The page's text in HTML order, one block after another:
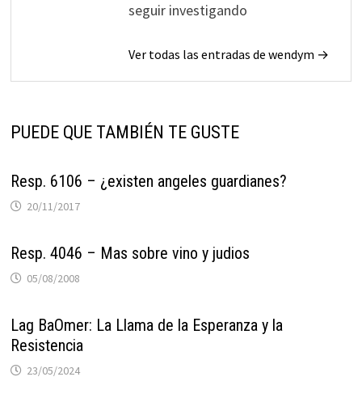
seguir investigando
Ver todas las entradas de wendym →
PUEDE QUE TAMBIÉN TE GUSTE
Resp. 6106 – ¿existen angeles guardianes?
20/11/2017
Resp. 4046 – Mas sobre vino y judios
05/08/2008
Lag BaOmer: La Llama de la Esperanza y la
Resistencia
23/05/2024